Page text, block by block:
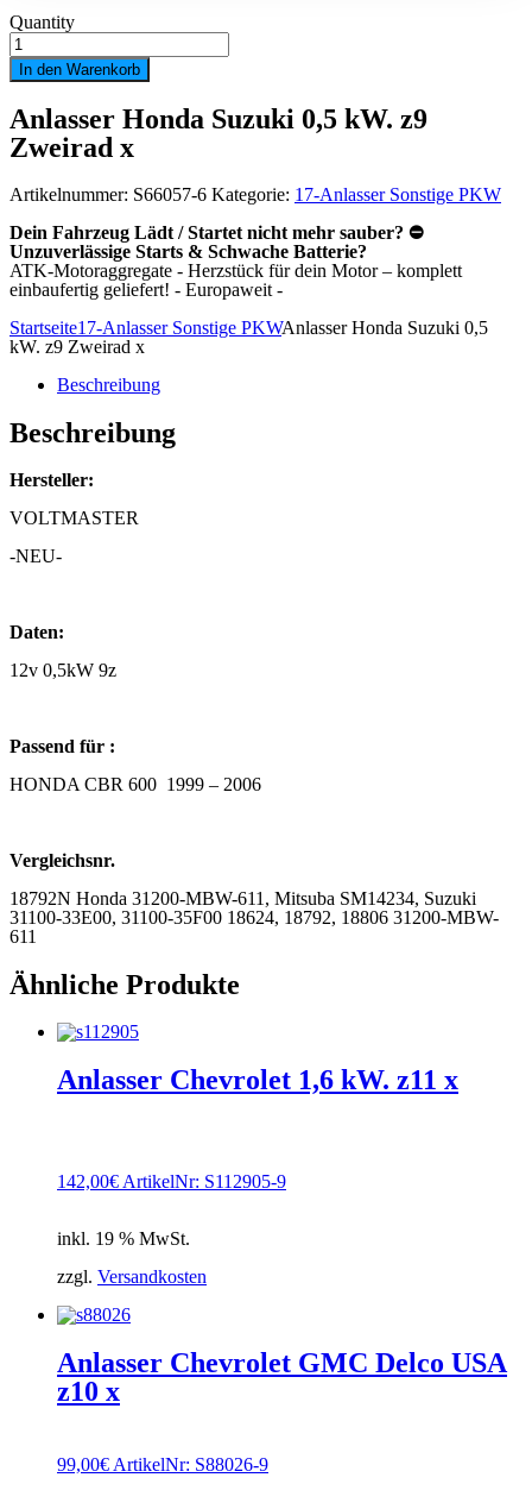
Quantity
Anlasser
Honda
Suzuki
kW.
z9
Zweirad
Menge
In den Warenkorb
Anlasser Honda Suzuki 0,5 kW. z9
Zweirad x
Artikelnummer: S66057-6 Kategorie: 17-Anlasser Sonstige PKW
Dein Fahrzeug Lädt / Startet nicht mehr sauber? ⛔
Unzuverlässige Starts & Schwache Batterie?
ATK-Motoraggregate - Herzstück für dein Motor – komplett
einbaufertig geliefert! - Europaweit -
Startseite17-Anlasser Sonstige PKWAnlasser Honda Suzuki 0,5
kW. z9 Zweirad x
Beschreibung
Beschreibung
Hersteller:
VOLTMASTER
-NEU-
Daten:
12v 0,5kW 9z
Passend für :
HONDA CBR 600 1999 – 2006
Vergleichsnr.
18792N Honda 31200-MBW-611, Mitsuba SM14234, Suzuki
31100-33E00, 31100-35F00 18624, 18792, 18806 31200-MBW-
611
Ähnliche Produkte
Anlasser Chevrolet 1,6 kW. z11 x
142,00€ ArtikelNr: S112905-9
inkl. 19 % MwSt.
zzgl. Versandkosten
Anlasser Chevrolet GMC Delco USA
z10 x
99,00€ ArtikelNr: S88026-9